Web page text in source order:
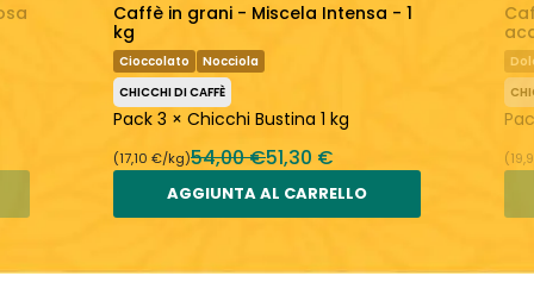
Caffè in grani - Miscela Intensa - 1
kg
Cioccolato
Nocciola
CHICCHI DI CAFFÈ
Pack 3 × Chicchi Bustina 1 kg
(17,10 €/kg)54,00 €51,30 €
AGGIUNTA AL CARRELLO